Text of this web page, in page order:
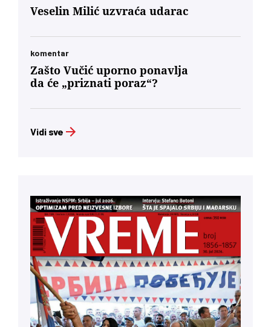
Veselin Milić uzvraća udarac
komentar
Zašto Vučić uporno ponavlja
da će „priznati poraz“?
Vidi sve